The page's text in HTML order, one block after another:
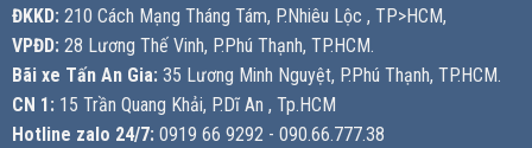
ĐKKD: 210 Cách Mạng Tháng Tám, P.Nhiêu Lộc , TP>HCM,
VPĐD: 28 Lương Thế Vinh, P.Phú Thạnh, TP.HCM.
Bãi xe Tấn An Gia: 35 Lương Minh Nguyệt, P.Phú Thạnh, TP.HCM.
CN 1: 15 Trần Quang Khải, P.Dĩ An , Tp.HCM
Hotline zalo 24/7: 0919 66 9292 - 090.66.777.38